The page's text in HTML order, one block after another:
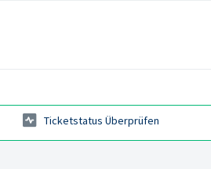
Ticketstatus Überprüfen